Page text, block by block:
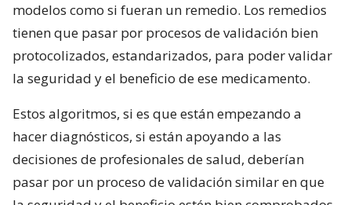
modelos como si fueran un remedio. Los remedios
tienen que pasar por procesos de validación bien
protocolizados, estandarizados, para poder validar
la seguridad y el beneficio de ese medicamento.
Estos algoritmos, si es que están empezando a
hacer diagnósticos, si están apoyando a las
decisiones de profesionales de salud, deberían
pasar por un proceso de validación similar en que